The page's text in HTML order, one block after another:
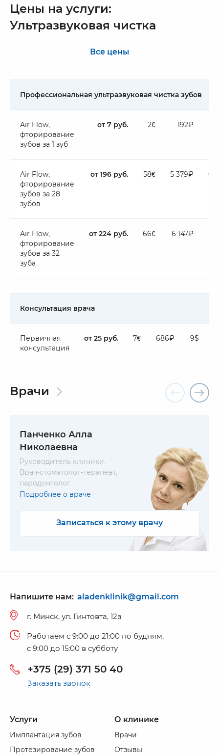
Цены на услуги:
Ультразвуковая чистка
Все цены
Профессиональная ультразвуковая чистка зубов
Air Flow,
фторирование
зубов за 1 зуб
от 7 руб. 2€ 192₽
Air Flow,
фторирование
зубов за 28
зубов
от 196 руб. 58€ 5 379₽
Air Flow,
фторирование
зубов за 32
зуба
от 224 руб. 66€ 6 147₽
Консультация врача
Первичная
консультация
от 25 руб. 7€ 686₽ 9$
Врачи
Панченко Алла
Николаевна
Руководитель клиники.
Врач-стоматолог-терапевт,
пародонтолог
Подробнее о враче
Записаться к этому врачу
Напишите нам: aladenklinik@gmail.com
г. Минск, ул. Гинтовта, 12а
Работаем c 9:00 до 21:00 по будням,
с 9:00 до 15:00 в субботу
+375 (29) 371 50 40
Заказать звонок
Услуги
Имплантация зубов
Протезирование зубов
О клинике
Врачи
Отзывы